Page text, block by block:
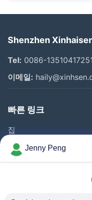
Shenzhen
Tel: 0086-
이메일:
빠른 링크
집
제품 소개
동영상
공장 투어
Jenny Peng